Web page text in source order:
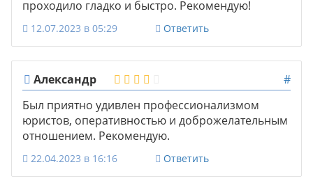
проходило гладко и быстро. Рекомендую!
12.07.2023 в 05:29 Ответить
Александр
#
Был приятно удивлен профессионализмом
юристов, оперативностью и доброжелательным
отношением. Рекомендую.
22.04.2023 в 16:16 Ответить